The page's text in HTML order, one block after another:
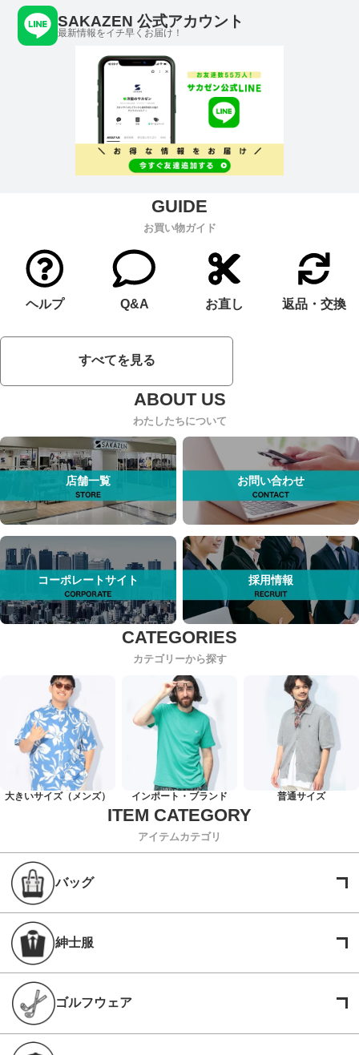
SAKAZEN 公式アカウント
最新情報をイチ早くお届け！
お買い物ガイド
ヘルプ Q&A お直し 返品・交換
すべてを見る
わたしたちについて
店舗一覧 お問い合わせ
コーポレートサイト 採用情報
カテゴリーから探す
大きいサイズ（メンズ） インポート・ブランド 普通サイズ
アイテムカテゴリ
バッグ
紳士服
ゴルフウェア